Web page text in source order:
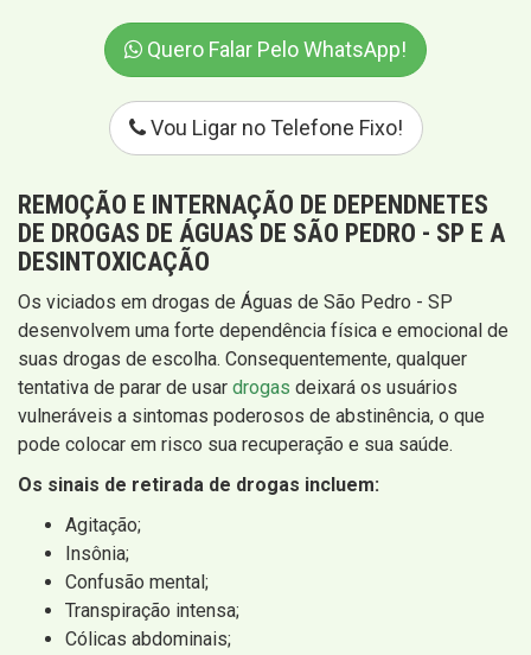
Quero Falar Pelo WhatsApp!
Vou Ligar no Telefone Fixo!
REMOÇÃO E INTERNAÇÃO DE DEPENDNETES
DE DROGAS DE ÁGUAS DE SÃO PEDRO - SP E A
DESINTOXICAÇÃO
Os viciados em drogas de Águas de São Pedro - SP
desenvolvem uma forte dependência física e emocional de
suas drogas de escolha. Consequentemente, qualquer
tentativa de parar de usar drogas deixará os usuários
vulneráveis ​​a sintomas poderosos de abstinência, o que
pode colocar em risco sua recuperação e sua saúde.
Os sinais de retirada de drogas incluem:
Agitação;
Insônia;
Confusão mental;
Transpiração intensa;
Cólicas abdominais;